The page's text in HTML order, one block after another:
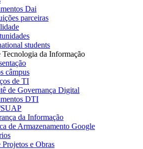
Dai
parceiras
students
da Informação
câmpus
de TI
de Governança Digital
DTI
da Informação
de Armazenamento Google
e Obras